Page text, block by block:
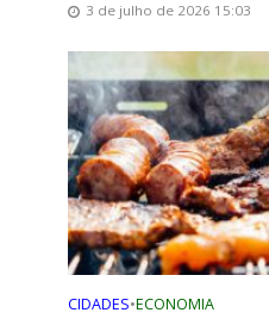
3 de julho de 2026 15:03
CIDADES•ECONOMIA